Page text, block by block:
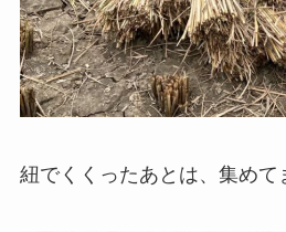
紐でくくったあとは、集めて